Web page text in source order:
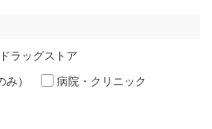
ラッグストア
）
病院・クリニック